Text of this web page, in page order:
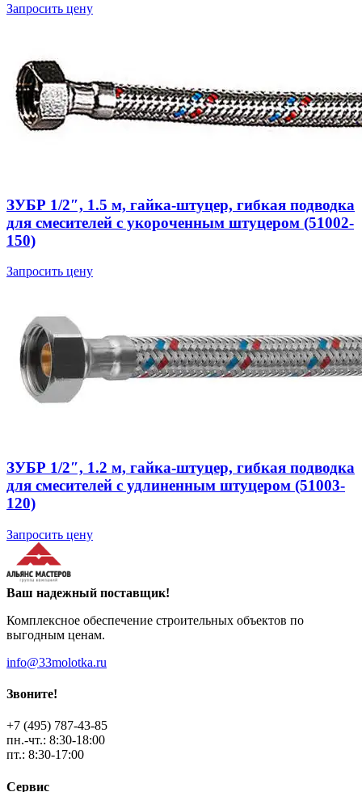
Запросить цену
ЗУБР 1/2″, 1.5 м, гайка-штуцер, гибкая подводка
для смесителей с укороченным штуцером (51002-
150)
Запросить цену
ЗУБР 1/2″, 1.2 м, гайка-штуцер, гибкая подводка
для смесителей с удлиненным штуцером (51003-
120)
Запросить цену
Ваш надежный поставщик!
Комплексное обеспечение строительных объектов по
выгодным ценам.
info@33molotka.ru
Звоните!
+7 (495) 787-43-85
пн.-чт.: 8:30-18:00
пт.: 8:30-17:00
Сервис